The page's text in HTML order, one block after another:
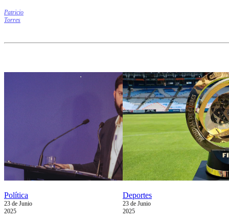
represalia a
una
iraní a
Patricio
Torres
Política
23 de Junio
2025
Deportes
23 de Junio
2025